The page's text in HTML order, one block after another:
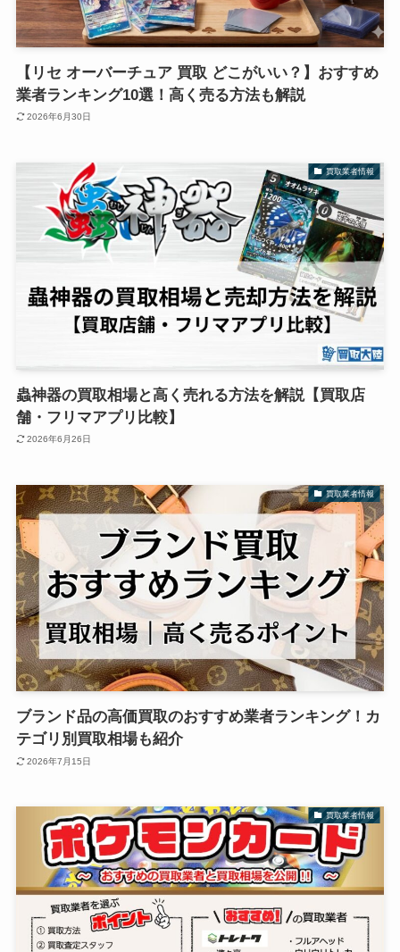
【リセ オーバーチュア 買取 どこがいい？】おすすめ
業者ランキング10選！高く売る方法も解説
2026年6月30日
買取業者情報
蟲神器の買取相場と高く売れる方法を解説【買取店
舗・フリマアプリ比較】
2026年6月26日
買取業者情報
ブランド品の高価買取のおすすめ業者ランキング！カ
テゴリ別買取相場も紹介
2026年7月15日
買取業者情報